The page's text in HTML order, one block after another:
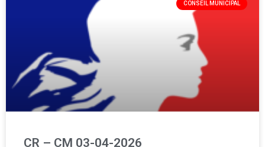
CONSEIL MUNICIPAL
CR – CM 03-04-2026